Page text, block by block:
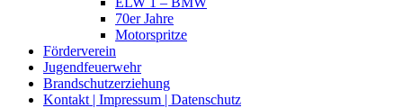
70er Jahre
Motorspritze
Förderverein
Jugendfeuerwehr
Brandschutzerziehung
Kontakt | Impressum | Datenschutz